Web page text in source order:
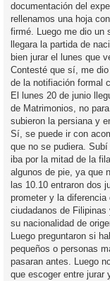
documentación del
rellenamos una hoja
firmé. Luego me dio un
llegara la partida de
bien jurar el lunes que
Contesté que sí, me
de la notifiación formal
El lunes 20 de junio
de Matrimonios, no
subieron la persiana y
Sí, se puede ir con
que no se pudiera.
iba por la mitad de la
algunos de pie, ya que
las 10.10 entraron dos
prometer y la
ciudadanos de
su nacionalidad de
Luego preguntaron si
pequeños o personas
pasaran antes. Luego
que escoger entre jurar